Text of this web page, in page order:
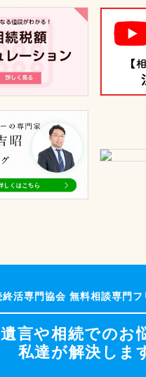
遺言や相続でのお
私達が解決しま